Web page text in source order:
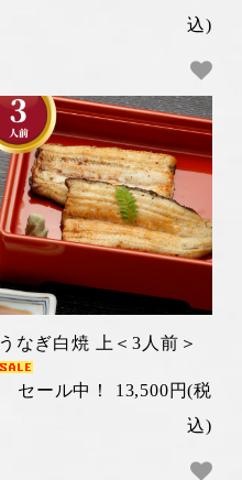
込)
うなぎ白焼 上＜3人前＞
セール中！ 13,500円(税
込)